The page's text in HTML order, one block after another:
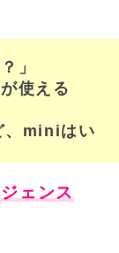
」
使える
、miniはい
ェンス